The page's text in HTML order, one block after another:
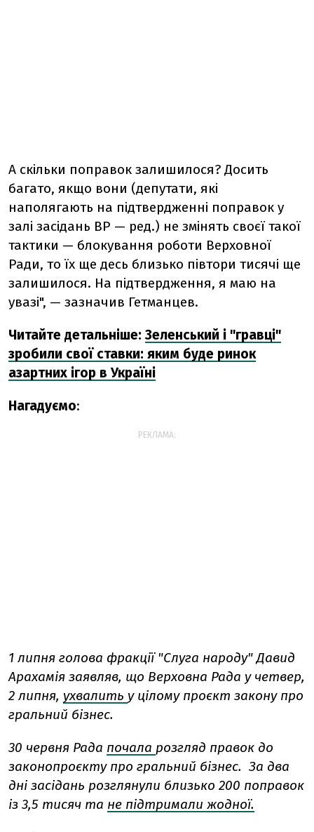
А скільки поправок залишилося? Досить
багато, якщо вони (депутати, які
наполягають на підтвердженні поправок у
залі засідань ВР — ред.) не змінять своєї такої
тактики — блокування роботи Верховної
Ради, то їх ще десь близько півтори тисячі ще
залишилося. На підтвердження, я маю на
увазі", — зазначив Гетманцев.
Читайте детальніше: Зеленський і "гравці"
зробили свої ставки: яким буде ринок
азартних ігор в Україні
Нагадуємо:
РЕКЛАМА:
1 липня голова фракції "Слуга народу" Давид
Арахамія заявляв, що Верховна Рада у четвер,
2 липня, ухвалить у цілому проєкт закону про
гральний бізнес.
30 червня Рада почала розгляд правок до
законопроєкту про гральний бізнес. За два
дні засідань розглянули близько 200 поправок
із 3,5 тисяч та не підтримали жодної.